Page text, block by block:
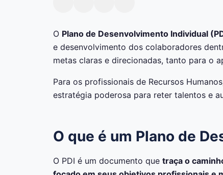
O Plano de Desenvolvimento Individual
e desenvolvimento dos colaboradores
metas claras e direcionadas, tanto para o
Para os profissionais de Recursos
estratégia poderosa para reter talentos e
O que é um Plano de
O PDI é um documento que traça o